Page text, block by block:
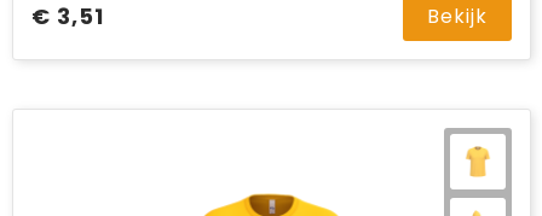
€ 3,51 Bekijk